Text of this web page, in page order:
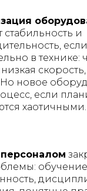
и
в технике:
Но новое
если
хаотичными.